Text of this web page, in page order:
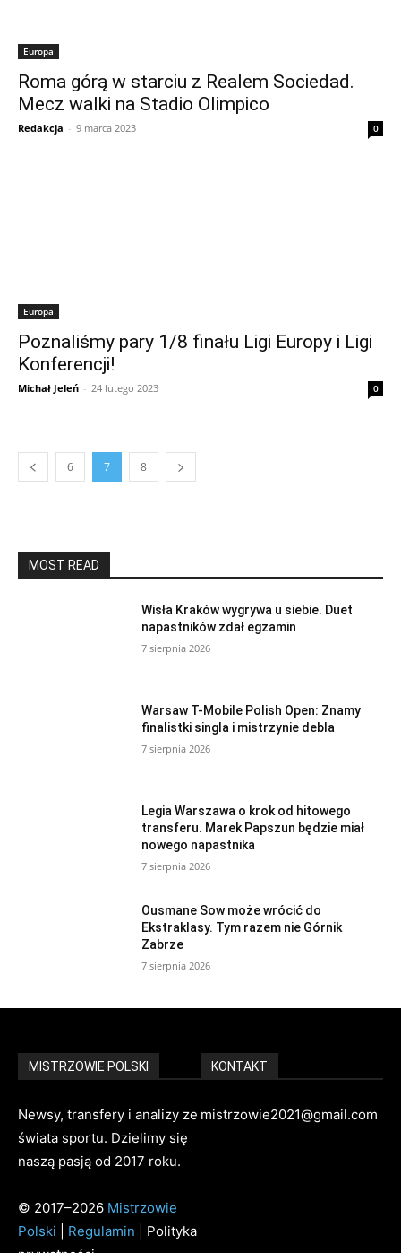
Europa
Roma górą w starciu z Realem Sociedad.
Mecz walki na Stadio Olimpico
Redakcja - 9 marca 2023 0
Europa
Poznaliśmy pary 1/8 finału Ligi Europy i Ligi
Konferencji!
Michał Jeleń - 24 lutego 2023 0
6 7 8
MOST READ
Wisła Kraków wygrywa u siebie. Duet
napastników zdał egzamin
7 sierpnia 2026
Warsaw T-Mobile Polish Open: Znamy
finalistki singla i mistrzynie debla
7 sierpnia 2026
Legia Warszawa o krok od hitowego
transferu. Marek Papszun będzie miał
nowego napastnika
7 sierpnia 2026
Ousmane Sow może wrócić do
Ekstraklasy. Tym razem nie Górnik
Zabrze
7 sierpnia 2026
MISTRZOWIE POLSKI
Newsy, transfery i analizy ze
świata sportu. Dzielimy się
naszą pasją od 2017 roku.
© 2017–2026 Mistrzowie
Polski
Regulamin | Polityka
KONTAKT
mistrzowie2021@gmail.com